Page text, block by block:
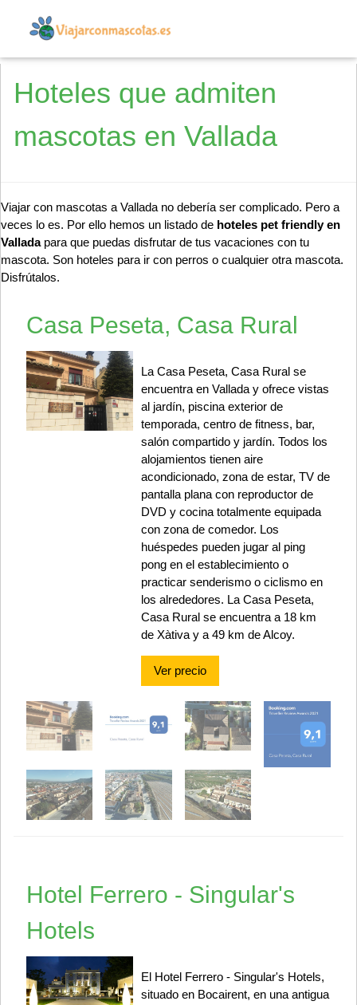
Hoteles que admiten
mascotas en Vallada
Viajar con mascotas a Vallada no debería ser complicado. Pero a
veces lo es. Por ello hemos un listado de hoteles pet friendly en
Valladapara que puedas disfrutar de tus vacaciones con tu
mascota. Son hoteles para ir con perros o cualquier otra mascota.
Disfrútalos.
Casa Peseta, Casa Rural
La Casa Peseta, Casa Rural se
encuentra en Vallada y ofrece vistas
al jardín, piscina exterior de
temporada, centro de fitness, bar,
salón compartido y jardín. Todos los
alojamientos tienen aire
acondicionado, zona de estar, TV de
pantalla plana con reproductor de
DVD y cocina totalmente equipada
con zona de comedor. Los
huéspedes pueden jugar al ping
pong en el establecimiento o
practicar senderismo o ciclismo en
los alrededores. La Casa Peseta,
Casa Rural se encuentra a 18 km
de Xàtiva y a 49 km de Alcoy.
Ver precio
Hotel Ferrero - Singular's
Hotels
El Hotel Ferrero - Singular's Hotels,
situado en Bocairent, en una antigua